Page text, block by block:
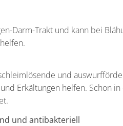
Darm-Trakt und kann bei
und
Erkältungen helfen. Schon
und antibakteriell